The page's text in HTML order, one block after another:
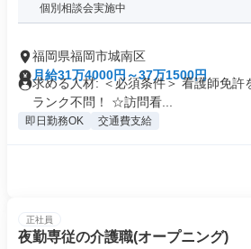
個別相談会実施中
福岡県福岡市城南区
月給31万4000円～37万1500円
求める人材: ＜必須条件＞ 看護師免許
ランク不問！ ☆訪問看...
即日勤務OK 交通費支給
正社員
夜勤専従の介護職(オープニング)